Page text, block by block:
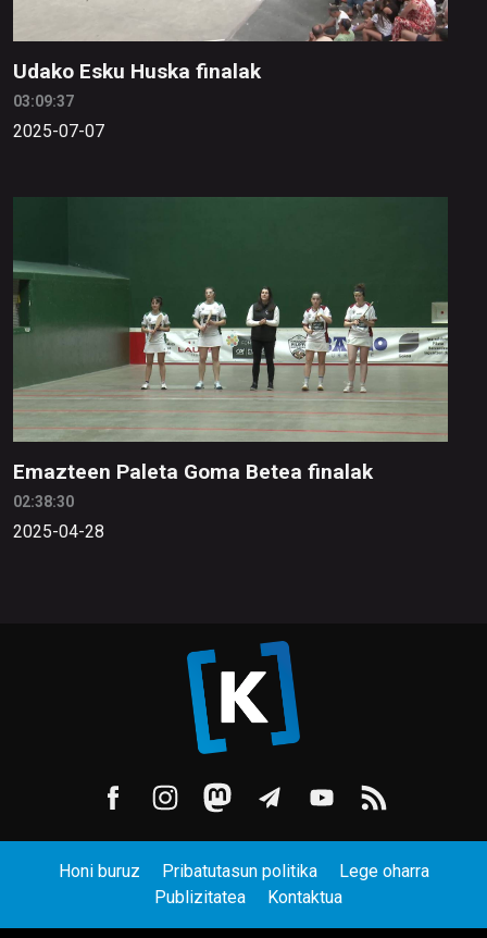
Udako Esku Huska finalak
03:09:37
2025-07-07
Emazteen Paleta Goma Betea finalak
02:38:30
2025-04-28
Honi buruz Pribatutasun politika
Lege oharra
Publizitatea
Kontaktua